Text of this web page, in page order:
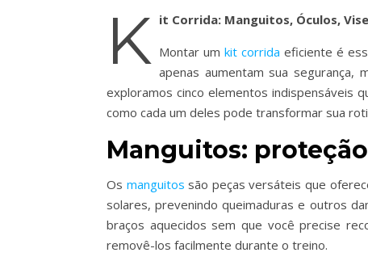
K it Corrida: Manguitos, Óculos,
Montar um kit corrida eficiente é
apenas aumentam sua segurança,
exploramos cinco elementos indispensáveis
como cada um deles pode transformar sua
Manguitos:
Os manguitos são peças versáteis que
solares, prevenindo queimaduras e outros
braços aquecidos sem que você precise
removê-los facilmente durante o treino.